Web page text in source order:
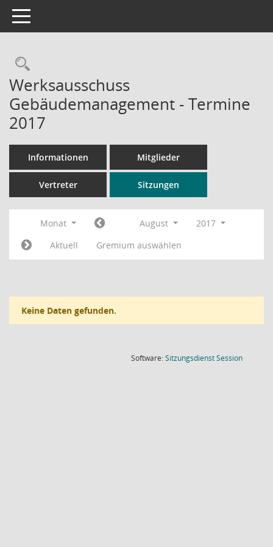
Toggle navigation
Rechercheauswahl
Werksausschuss
Gebäudemanagement - Termine
2017
Informationen Mitglieder
Vertreter Sitzungen
Monat August
2017
Aktuell
Gremium auswählen
Keine Daten gefunden.
Software:SitzungsdienstSession(Wird in